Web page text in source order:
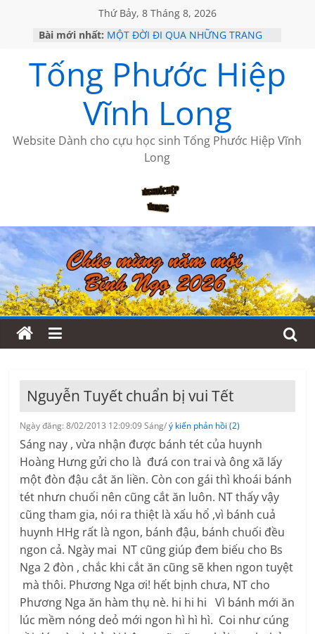
Thứ Bảy, 8 Tháng 8, 2026
Bài mới nhất: MỘT ĐỜI ĐI QUA NHỮNG TRANG
KHÔNG ĐỀ 19 CỦA THÁI LÃO
CHÙM THƠ CỦA BÍCH HÀ
GIÃ TỪ ĐÀ LẠT của ANTH ĐOÀN
HỌC SỬ HỒI XƯA
Tống Phước Hiệp
Vĩnh Long
Website Dành cho cựu học sinh Tống Phước Hiệp Vĩnh
Long
Nguyễn Tuyết chuẩn bị vui Tết
Ngày đăng: 8/02/2013 12:09:09 Sáng/ý kiến phản hồi (2)
Sáng nay , vừa nhận được bánh tét của huynh
Hoàng Hưng gửi cho là đưá con trai và ông xã lấy
một đòn đậu cắt ăn liền. Còn con gái thì khoái bánh
tét nhưn chuối nên cũng cắt ăn luôn. NT thấy vậy
cũng tham gia, nói ra thiệt là xấu hổ ,vì bánh cuả
huynh HHg rất là ngon, bánh đậu, bánh chuối đều
ngon cả. Ngày mai NT cũng giúp đem biếu cho Bs
Nga 2 đòn , chắc khi cắt ăn cũng sẽ khen ngon tuyệt
mà thôi. Phương Nga ơi! hết bịnh chưa, NT cho
Phương Nga ăn hàm thụ nè. hi hi hi Vì bánh mới ăn
lúc mềm nóng deỏ mới ngon hì hì hì. Coi như cúng